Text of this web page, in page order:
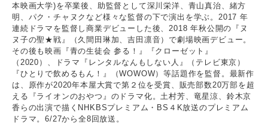
本映画大学)を卒業後、助監督として深川栄洋、青山真治、緒方
明、パク・チャヌクなど様々な監督の下で演出を学ぶ。2017 年
連続ドラマを監督し商業デビューした後、2018 年秋公開の『ヌ
ヌ子の聖★戦』（久間田琳加、吉田凛音）で劇場映画デビュー。
その後も映画『青の生徒会 参る！』『クローゼット』
（2020）、ドラマ『レンタルなんもしない人』（テレビ東京）
『ひとりで飲めるもん！』（WOWOW）等話題作を監督。最新作
は、原作が2020年本屋大賞で第２位を受賞、販売部数20万部を超
える『ライオンのおやつ』のドラマ化。土村芳、竜星涼、鈴木京
香らの出演で描くNHKBSプレミアム・BS４K放送のプレミアム
ドラマ。6/27から全8回放送。